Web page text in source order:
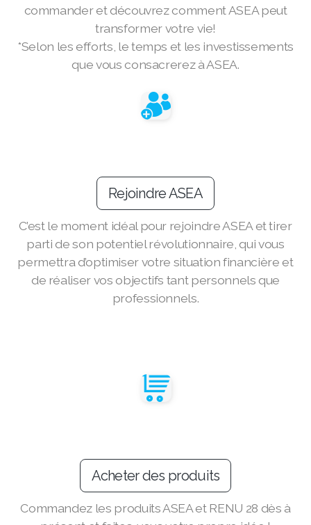
commander et découvrez comment ASEA peut
transformer votre vie!
*Selon les efforts, le temps et les investissements
que vous consacrerez à ASEA.
Rejoindre ASEA
C’est le moment idéal pour rejoindre ASEA et tirer
parti de son potentiel révolutionnaire, qui vous
permettra d’optimiser votre situation financière et
de réaliser vos objectifs tant personnels que
professionnels.
Acheter des produits
Commandez les produits ASEA et RENU 28 dès à
ASEA VIA BIOME
ASEA VIA SOURCE
ASEA VIA LIFEMAX
ASEA Compensation
SEARCH ASEA COUNTRY
SELECT ASEA COUNTRY
Join ASEA Australia (中文(澳洲)
Join ASEA Belgium (Nederlands)
Join ASEA Canada (English)